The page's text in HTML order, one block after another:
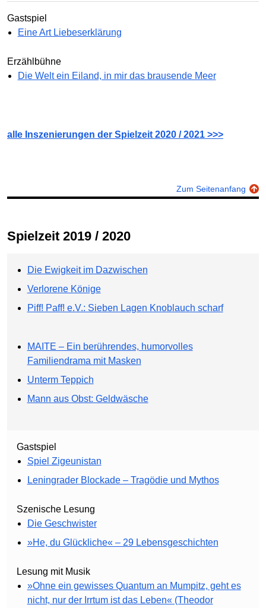
Gastspiel
Eine Art Liebeserklärung
Erzählbühne
Die Welt ein Eiland, in mir das brausende Meer
alle Inszenierungen der Spielzeit 2020 / 2021 >>>
Zum Seitenanfang
Spielzeit 2019 / 2020
Die Ewigkeit im Dazwischen
Verlorene Könige
Piff! Paff! e.V.: Sieben Lagen Knoblauch scharf
MAITE – Ein berührendes, humorvolles
Familiendrama mit Masken
Unterm Teppich
Mann aus Obst: Geldwäsche
Gastspiel
Spiel Zigeunistan
Leningrader Blockade – Tragödie und Mythos
Szenische Lesung
Die Geschwister
»He, du Glückliche« – 29 Lebensgeschichten
Lesung mit Musik
»Ohne ein gewisses Quantum an Mumpitz, geht es
nicht, nur der Irrtum ist das Leben« (Theodor